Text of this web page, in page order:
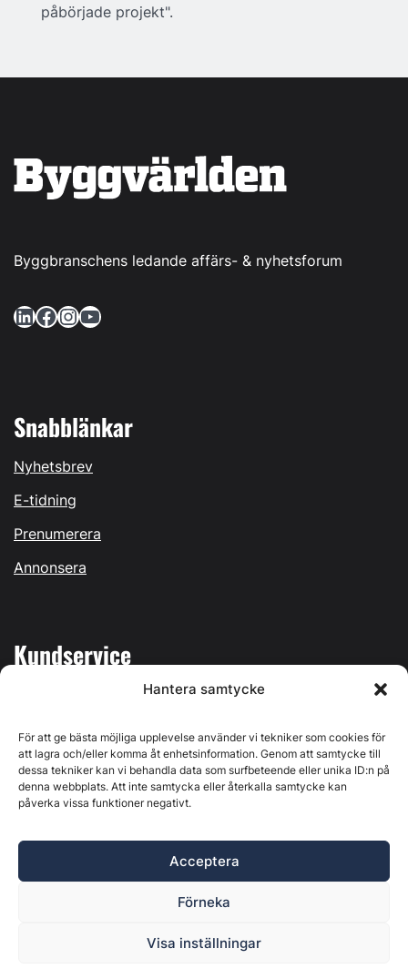
Hantera samtycke
För att ge bästa möjliga upplevelse använder vi tekniker som cookies för
att lagra och/eller komma åt enhetsinformation. Genom att samtycke till
dessa tekniker kan vi behandla data som surfbeteende eller unika ID:n på
denna webbplats. Att inte samtycka eller återkalla samtycke kan
påverka vissa funktioner negativt.
Acceptera
Förneka
Visa inställningar
påbörjade projekt".
Byggbranschens ledande affärs- & nyhetsforum
LinkedIn Facebook InstagramYouTube
Snabblänkar
Nyhetsbrev
E-tidning
Prenumerera
Annonsera
Kundservice
Kontakta oss
Östernäsvägen 1, 827 32 Ljusdal, org.nr: 556625-6425 -
Ansvarig utgivare: Henrik Ekberg. Innehållet på denna
webbplats är upphovsrättsligt skyddat. Ange källa vid citering.
Byggvärlden är en del avMarknadsdatagruppen
Policy för datahantering, integritet och cookies